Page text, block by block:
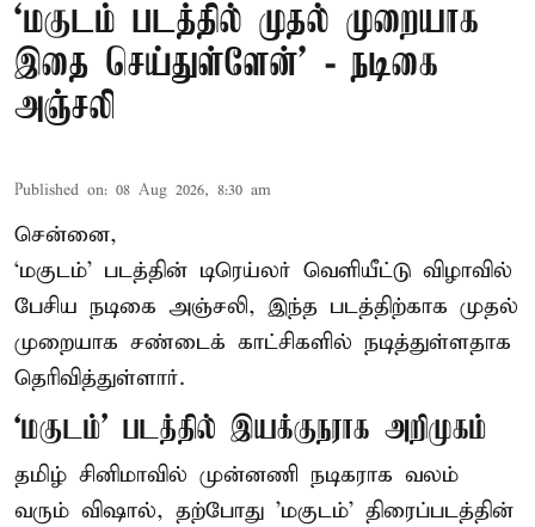
‘மகுடம் படத்தில் முதல் முறையாக
இதை செய்துள்ளேன்’ - நடிகை
அஞ்சலி
Published on: 08 Aug 2026, 8:30 am
சென்னை,
‘மகுடம்’ படத்தின் டிரெய்லர் வெளியீட்டு விழாவில்
பேசிய நடிகை அஞ்சலி, இந்த படத்திற்காக முதல்
முறையாக சண்டைக் காட்சிகளில் நடித்துள்ளதாக
தெரிவித்துள்ளார்.
‘மகுடம்’ படத்தில் இயக்குநராக அறிமுகம்
தமிழ் சினிமாவில் முன்னணி நடிகராக வலம்
வரும் விஷால், தற்போது 'மகுடம்' திரைப்படத்தின்